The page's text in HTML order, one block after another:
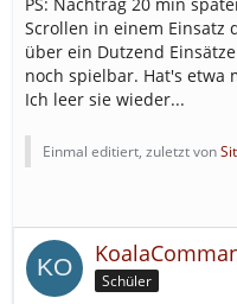
Scrollen in einem Einsatz
über ein Dutzend
noch spielbar. Hat's etwa
Ich leer sie wieder...
Einmal editiert, zuletzt von
Schüler